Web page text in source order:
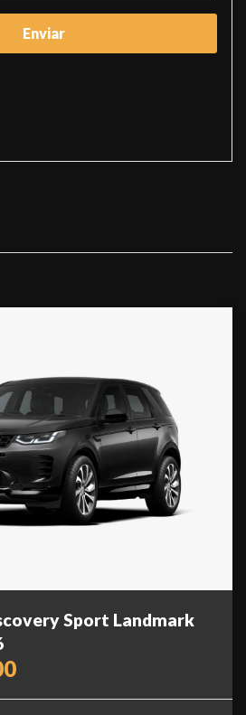
Sport Landmark